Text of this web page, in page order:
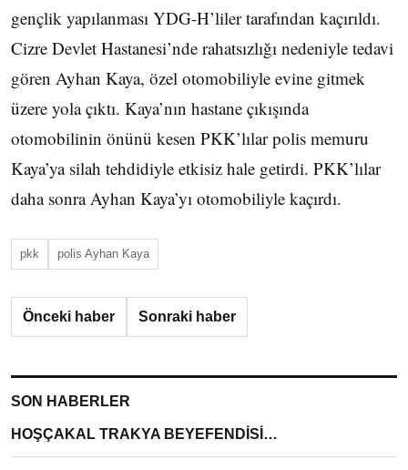
gençlik yapılanması YDG-H’liler tarafından kaçırıldı.
Cizre Devlet Hastanesi’nde rahatsızlığı nedeniyle tedavi
gören Ayhan Kaya, özel otomobiliyle evine gitmek
üzere yola çıktı. Kaya’nın hastane çıkışında
otomobilinin önünü kesen PKK’lılar polis memuru
Kaya’ya silah tehdidiyle etkisiz hale getirdi. PKK’lılar
daha sonra Ayhan Kaya’yı otomobiliyle kaçırdı.
pkk polis Ayhan Kaya
Önceki haber Sonraki haber
SON HABERLER
HOŞÇAKAL TRAKYA BEYEFENDİSİ…